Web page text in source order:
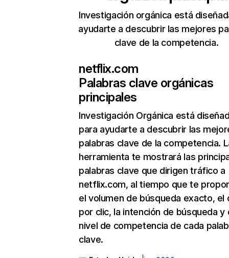
Investigación orgánica está
ayudarte a descubrir las mejores
clave de la competencia.
netflix.com
Palabras clave orgánicas
principales
Investigación Orgánica está
para ayudarte a descubrir las
palabras clave de la competencia.
herramienta te mostrará las
palabras clave que dirigen tráfico a
netflix.com, al tiempo que te
el volumen de búsqueda exacto, el
por clic, la intención de búsqueda y
nivel de competencia de cada
clave.